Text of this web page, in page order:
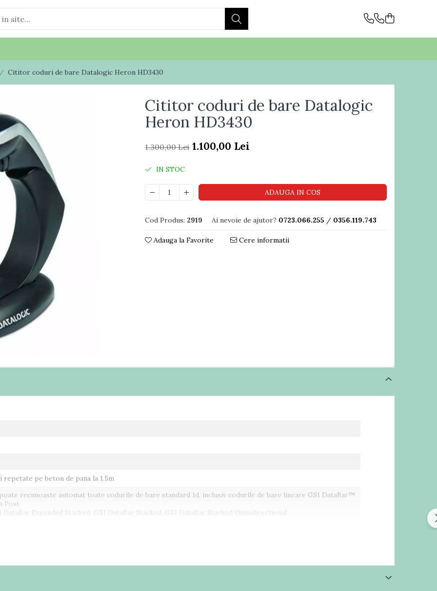
Cititor coduri de bare Datalogic Heron HD3430
Cititor coduri de bare Datalogic
Heron HD3430
1.300,00 Lei 1.100,00 Lei
IN STOC
ADAUGA IN COS
Cod Produs: 2919 Ai nevoie de ajutor? 0723.066.255 / 0356.119.743
Adauga la Favorite Cere informatii
pe beton de pana la 1.5m
recunoaste automat toate codurile de bare standard 1d, inclusiv codurile de bare lineare GS1 DataBar™
Post
DataBar Expanded Stacked; GS1 DataBar Stacked; GS1 DataBar Stacked Omnidirectional